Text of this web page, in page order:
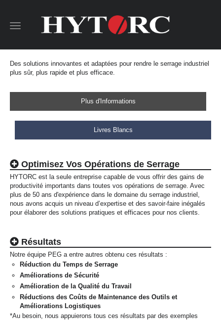
Toggle
Des solutions innovantes et adaptées pour rendre le serrage industriel
plus sûr, plus rapide et plus efficace.
Plus d'Informations
Livres Blancs
Optimisez Vos Opérations de Serrage
HYTORC est la seule entreprise capable de vous offrir des gains de
productivité importants dans toutes vos opérations de serrage. Avec
plus de 50 ans d'expérience dans le domaine du serrage industriel,
nous avons acquis un niveau d’expertise et des savoir-faire inégalés
pour élaborer des solutions pratiques et efficaces pour nos clients.
Résultats
Notre équipe PEG a entre autres obtenu ces résultats :
Réduction du Temps de Serrage
Améliorations de Sécurité
Amélioration de la Qualité du Travail
Réductions des Coûts de Maintenance des Outils et
Améliorations Logistiques
*Au besoin, nous appuierons tous ces résultats par des exemples